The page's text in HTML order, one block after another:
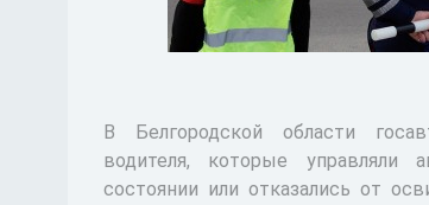
В Белгородской области
водителя, которые управляли
состоянии или отказались от